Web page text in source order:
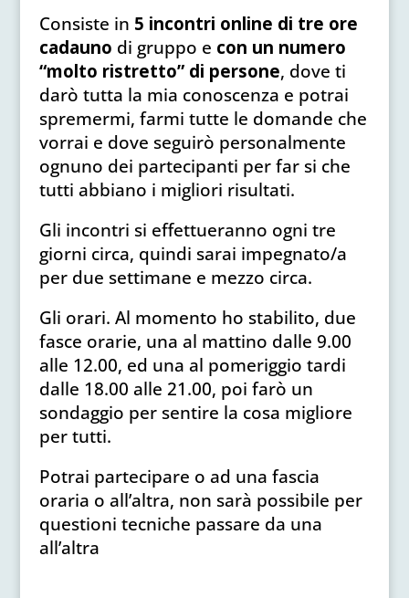
Consiste in 5 incontri online di tre ore
cadauno di gruppo e con un numero
“molto ristretto” di persone, dove ti
darò tutta la mia conoscenza e potrai
spremermi, farmi tutte le domande che
vorrai e dove seguirò personalmente
ognuno dei partecipanti per far si che
tutti abbiano i migliori risultati.
Gli incontri si effettueranno ogni tre
giorni circa, quindi sarai impegnato/a
per due settimane e mezzo circa.
Gli orari. Al momento ho stabilito, due
fasce orarie, una al mattino dalle 9.00
alle 12.00, ed una al pomeriggio tardi
dalle 18.00 alle 21.00, poi farò un
sondaggio per sentire la cosa migliore
per tutti.
Potrai partecipare o ad una fascia
oraria o all’altra, non sarà possibile per
questioni tecniche passare da una
all’altra